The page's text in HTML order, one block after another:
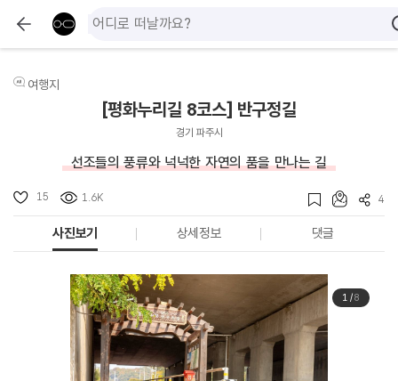
여행지
[평화누리길 8코스] 반구정길
경기 파주시
선조들의 풍류와 넉넉한 자연의 품을 만나는 길
15 1.6K 4
사진보기 상세정보 댓글
1/8